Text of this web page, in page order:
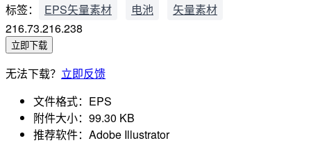
标签： EPS矢量素材 电池
矢量素材
216.73.216.238
立即下载
无法下载？ 立即反馈
文件格式： EPS
附件大小： 99.30 KB
推荐软件： Adobe Illustrator